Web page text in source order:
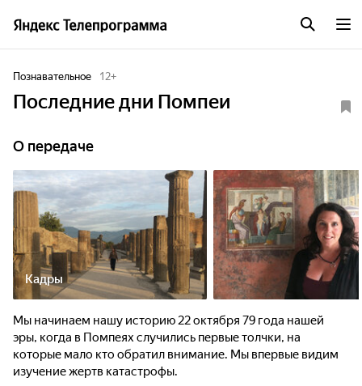
Познавательное 12+
Последние дни Помпеи
О передаче
Кадры
Мы начинаем нашу историю 22 октября 79 года нашей
эры, когда в Помпеях случились первые толчки, на
которые мало кто обратил внимание. Мы впервые видим
изучение жертв катастрофы.